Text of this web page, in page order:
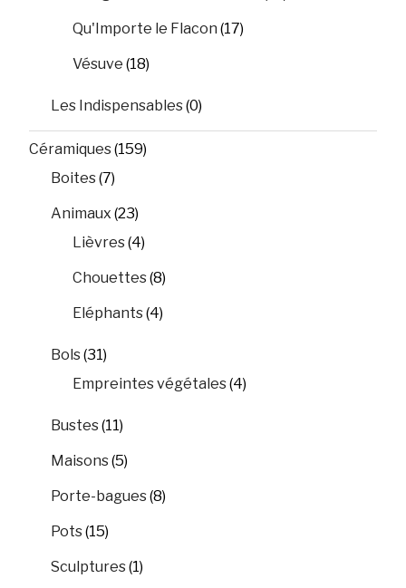
Qu'Importe le Flacon (17)
Vésuve (18)
Les Indispensables(0)
Céramiques(159)
Boites(7)
Animaux (23)
Lièvres(4)
Chouettes(8)
Eléphants(4)
Bols(31)
Empreintes végétales(4)
Bustes(11)
Maisons(5)
Porte-bagues(8)
Pots(15)
Sculptures(1)